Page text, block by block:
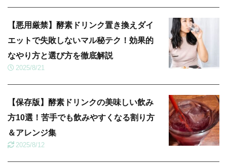
【悪用厳禁】酵素ドリンク置き換えダイ
エットで失敗しないマル秘テク！効果的
なやり方と選び方を徹底解説
2025/8/21
【保存版】酵素ドリンクの美味しい飲み
方10選！苦手でも飲みやすくなる割り方
＆アレンジ集
2025/8/12